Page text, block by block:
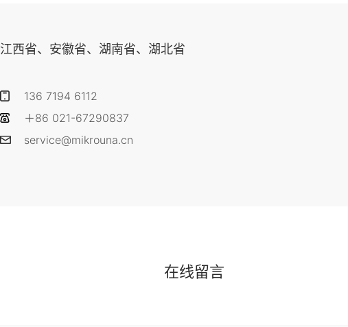
江西省、安徽省、湖南省、湖北省
136 7194 6112
＋86 021-67290837
service@mikrouna.cn
在线留言